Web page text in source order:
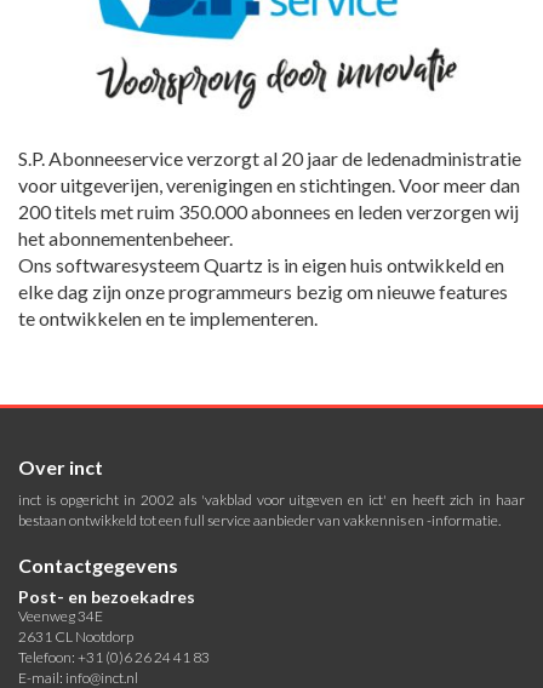
S.P. Abonneeservice verzorgt al 20 jaar de ledenadministratie
voor uitgeverijen, verenigingen en stichtingen. Voor meer dan
200 titels met ruim 350.000 abonnees en leden verzorgen wij
het abonnementenbeheer.
Ons softwaresysteem Quartz is in eigen huis ontwikkeld en
elke dag zijn onze programmeurs bezig om nieuwe features
te ontwikkelen en te implementeren.
Over inct
inct is opgericht in 2002 als 'vakblad voor uitgeven en ict' en heeft zich in haar
bestaan ontwikkeld tot een full service aanbieder van vakkennis en -informatie.
Contactgegevens
Post- en bezoekadres
Veenweg 34E
2631 CL Nootdorp
Telefoon: +31 (0)6 26 24 41 83
E-mail: info@inct.nl